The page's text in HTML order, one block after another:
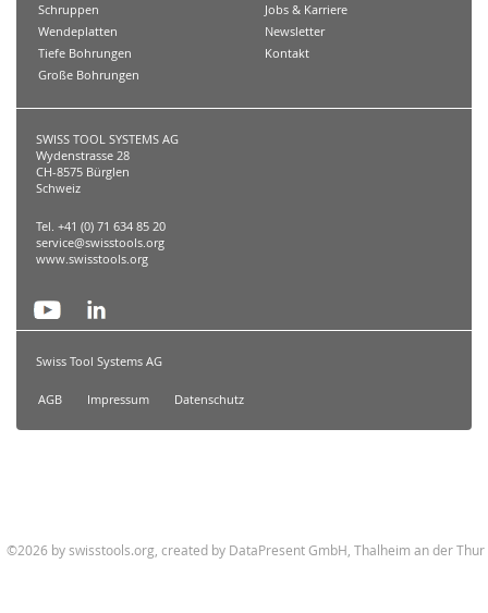
Schruppen
Wendeplatten
Tiefe Bohrungen
Große Bohrungen
Jobs & Karriere
Newsletter
Kontakt
SWISS TOOL SYSTEMS AG
Wydenstrasse 28
CH-8575 Bürglen
Schweiz
Tel. +41 (0) 71 634 85 20
service@swisstools.org
www.swisstools.org
Swiss Tool Systems AG
AGB Impressum Datenschutz
©2026 by swisstools.org, created by DataPresent GmbH, Thalheim an der Thur